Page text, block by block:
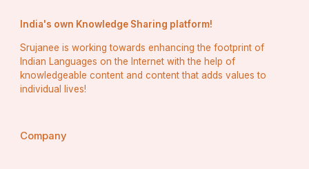
India's own Knowledge Sharing platform!
Srujanee is working towards enhancing the footprint of
Indian Languages on the Internet with the help of
knowledgeable content and content that adds values to
individual lives!
Company